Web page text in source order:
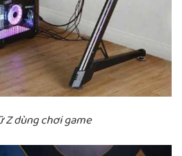
Z dùng chơi game